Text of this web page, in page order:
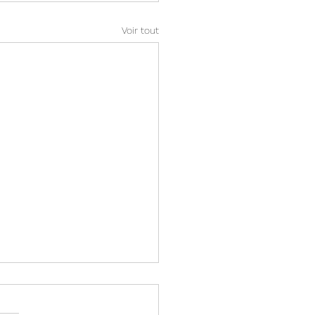
Voir tout
dédicace
trouver ci-dessous une